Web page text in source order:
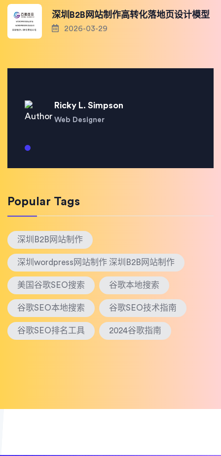
深圳B2B网站制作高转化落地页设计模型
2026-03-29
Ricky L. Simpson
Web Designer
Popular Tags
深圳B2B网站制作
深圳wordpress网站制作 深圳B2B网站制作
美国谷歌SEO搜索 谷歌本地搜索
谷歌SEO本地搜索 谷歌SEO技术指南
谷歌SEO排名工具 2024谷歌指南